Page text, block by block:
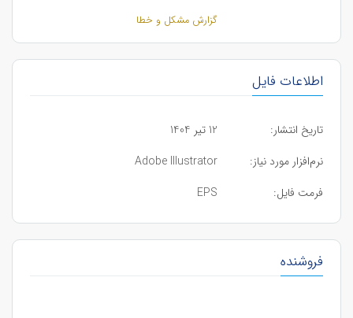
گزارش مشکل و خطا
اطلاعات فایل
تاریخ انتشار:
12 تیر 1404
نرم‌افزار مورد نیاز:
Adobe Illustrator
فرمت فایل:
EPS
فروشنده